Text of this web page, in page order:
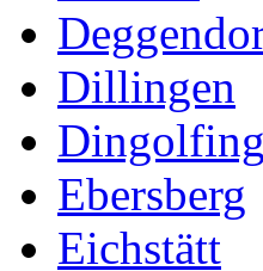
Dillingen
Ebersberg
Eichstätt